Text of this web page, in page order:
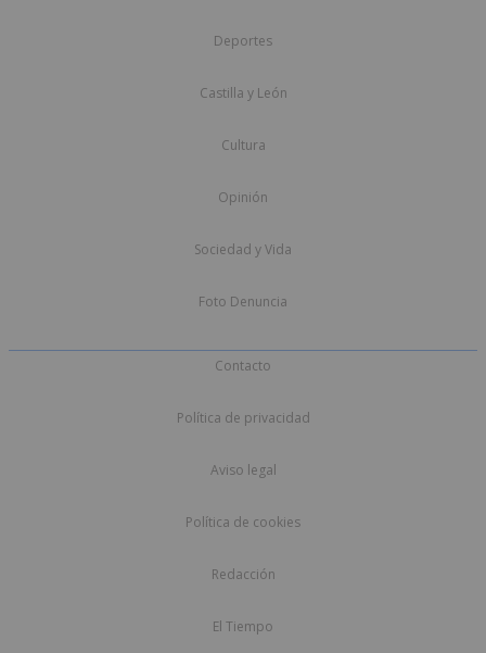
Deportes
Castilla y León
Cultura
Opinión
Sociedad y Vida
Foto Denuncia
Contacto
Política de privacidad
Aviso legal
Política de cookies
Redacción
El Tiempo